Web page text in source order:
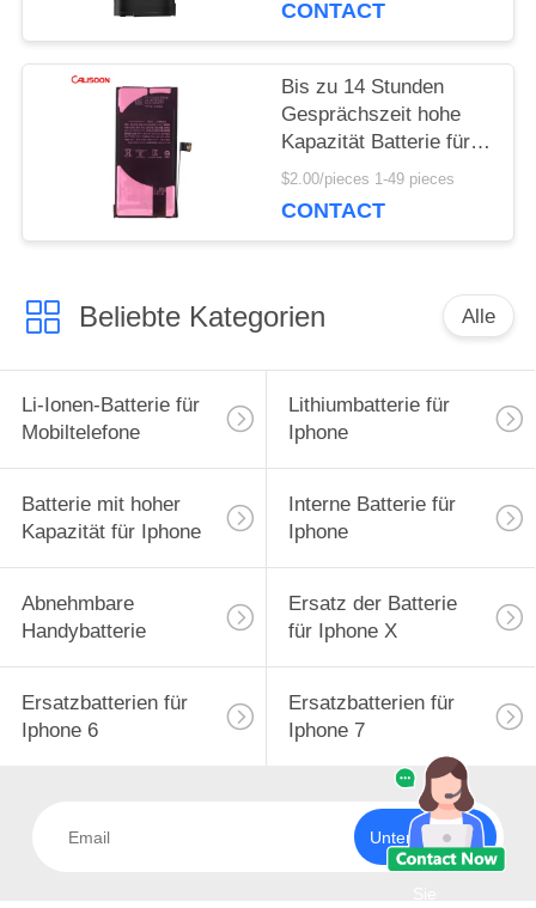
CONTACT
Bis zu 14 Stunden
Gesprächszeit hohe
Kapazität Batterie für
Iphone mit drahtlosem
$2.00/pieces 1-49 pieces
CONTACT
Beliebte Kategorien Alle
Li-Ionen-Batterie für
Mobiltelefone
Lithiumbatterie für
Iphone
Batterie mit hoher
Kapazität für Iphone
Interne Batterie für
Iphone
Abnehmbare
Handybatterie
Ersatz der Batterie
für Iphone X
Ersatzbatterien für
Iphone 6
Ersatzbatterien für
Iphone 7
Unterzeichnen